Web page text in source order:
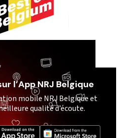
l’App NRJ Belgique
mobile NRJ Belgique et
qualité d’écoute.